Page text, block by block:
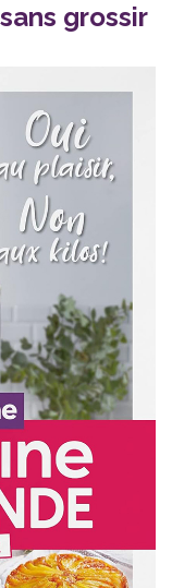
grossir